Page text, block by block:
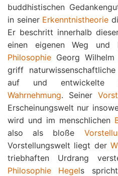
buddhistischen
in seiner Erkenntnistheorie
Er beschritt innerhalb
einen eigenen Weg und
Philosophie Georg Wilhelm
griff
auf und entwickelte
Wahrnehmung. Seiner
Erscheinungswelt nur
wird und im menschlichen
also als bloße
Vorstellungswelt liegt der
triebhaften Urdrang
Philosophie
Hegels